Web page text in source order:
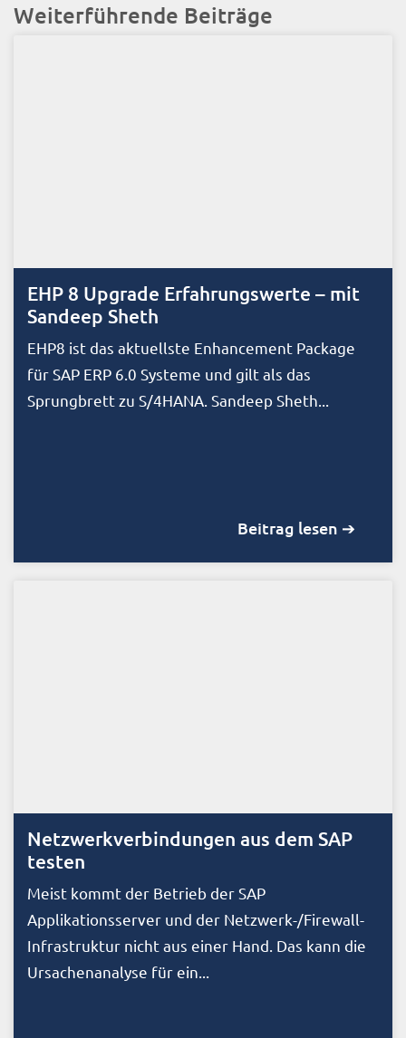
Weiterführende Beiträge
EHP 8 Upgrade Erfahrungswerte – mit
Sandeep Sheth
EHP8 ist das aktuellste Enhancement Package
für SAP ERP 6.0 Systeme und gilt als das
Sprungbrett zu S/4HANA. Sandeep Sheth...
Beitrag lesen ➔
Netzwerkverbindungen aus dem SAP
testen
Meist kommt der Betrieb der SAP
Applikationsserver und der Netzwerk-/Firewall-
Infrastruktur nicht aus einer Hand. Das kann die
Ursachenanalyse für ein...